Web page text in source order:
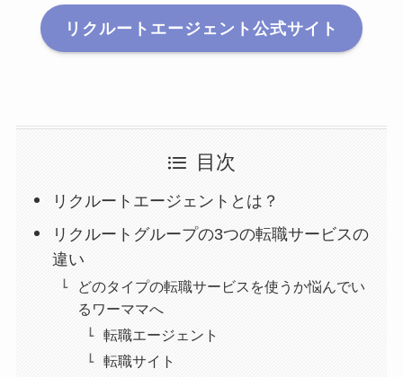
リクルートエージェント公式サイト
目次
リクルートエージェントとは？
リクルートグループの3つの転職サービスの
違い
どのタイプの転職サービスを使うか悩んでい
るワーママへ
転職エージェント
転職サイト